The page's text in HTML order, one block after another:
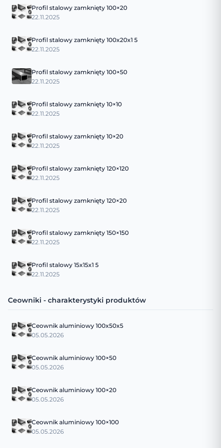
Profil stalowy zamknięty 100×20
22.11.2025
Profil stalowy zamknięty 100x20x1 5
22.11.2025
Profil stalowy zamknięty 100×50
22.11.2025
Profil stalowy zamknięty 10×10
22.11.2025
Profil stalowy zamknięty 10×20
22.11.2025
Profil stalowy zamknięty 120×120
22.11.2025
Profil stalowy zamknięty 120×20
22.11.2025
Profil stalowy zamknięty 150×150
22.11.2025
Profil stalowy 15x15x1 5
22.11.2025
Ceowniki - charakterystyki produktów
Ceownik aluminiowy 100x50x5
05.05.2026
Ceownik aluminiowy 100×50
05.05.2026
Ceownik aluminiowy 100×20
05.05.2026
Ceownik aluminiowy 100×100
05.05.2026